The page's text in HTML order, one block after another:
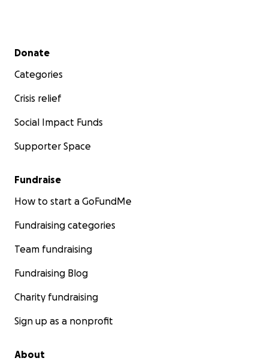
Secondary menu
Donate
Categories
Crisis relief
Social Impact Funds
Supporter Space
Fundraise
How to start a GoFundMe
Fundraising categories
Team fundraising
Fundraising Blog
Charity fundraising
Sign up as a nonprofit
About